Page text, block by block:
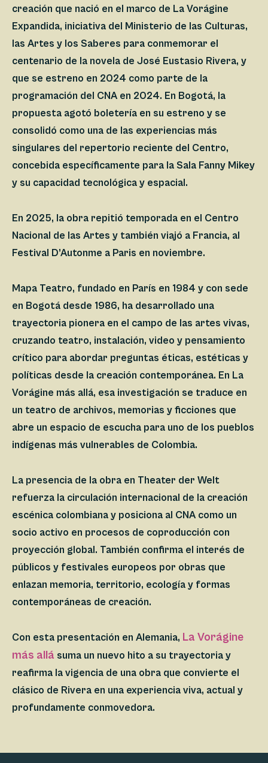
creación que nació en el marco de La Vorágine
Expandida, iniciativa del Ministerio de las Culturas,
las Artes y los Saberes para conmemorar el
centenario de la novela de José Eustasio Rivera, y
que se estreno en 2024 como parte de la
programación del CNA en 2024. En Bogotá, la
propuesta agotó boletería en su estreno y se
consolidó como una de las experiencias más
singulares del repertorio reciente del Centro,
concebida específicamente para la Sala Fanny Mikey
y su capacidad tecnológica y espacial.
En 2025, la obra repitió temporada en el Centro
Nacional de las Artes y también viajó a Francia, al
Festival D’Autonme a Paris en noviembre.
Mapa Teatro, fundado en París en 1984 y con sede
en Bogotá desde 1986, ha desarrollado una
trayectoria pionera en el campo de las artes vivas,
cruzando teatro, instalación, video y pensamiento
crítico para abordar preguntas éticas, estéticas y
políticas desde la creación contemporánea. En La
Vorágine más allá, esa investigación se traduce en
un teatro de archivos, memorias y ficciones que
abre un espacio de escucha para uno de los pueblos
indígenas más vulnerables de Colombia.
La presencia de la obra en Theater der Welt
refuerza la circulación internacional de la creación
escénica colombiana y posiciona al CNA como un
socio activo en procesos de coproducción con
proyección global. También confirma el interés de
públicos y festivales europeos por obras que
enlazan memoria, territorio, ecología y formas
contemporáneas de creación.
Con esta presentación en Alemania, La Vorágine
más allá suma un nuevo hito a su trayectoria y
reafirma la vigencia de una obra que convierte el
clásico de Rivera en una experiencia viva, actual y
profundamente conmovedora.